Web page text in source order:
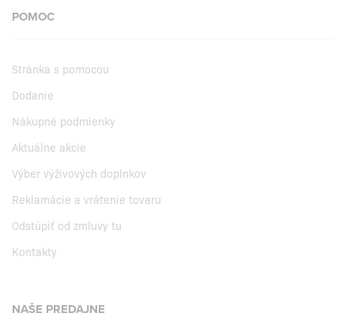
POMOC
Stránka s pomocou
Dodanie
Nákupné podmienky
Aktuálne akcie
Výber výživových doplnkov
Reklamácie a vrátenie tovaru
Odstúpiť od zmluvy tu
Kontakty
NAŠE PREDAJNE